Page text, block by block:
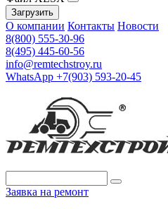
Загрузить
О компании Контакты Новости
8(800) 555-30-96
8(495) 445-60-56
info@remtechstroy.ru
WhatsApp +7(903) 593-20-45
Заявка на ремонт